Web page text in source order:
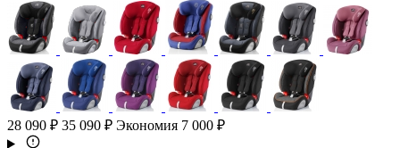
28 090 ₽ 35 090 ₽ Экономия 7 000 ₽